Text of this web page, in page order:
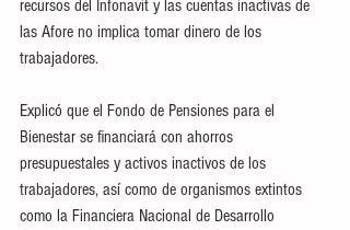
recursos del Infonavit y las cuentas inactivas de
las Afore no implica tomar dinero de los
trabajadores.
Explicó que el Fondo de Pensiones para el
Bienestar se financiará con ahorros
presupuestales y activos inactivos de los
trabajadores, así como de organismos extintos
como la Financiera Nacional de Desarrollo